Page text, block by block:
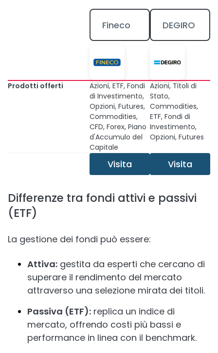
Fineco DEGIRO
Prodotti offerti
Azioni, ETF, Fondi
di Investimento,
Opzioni, Futures,
Commodities,
CFD, Forex, Piano
d'Accumulo del
Capitale
Azioni, Titoli di
Stato,
Commodities,
ETF, Fondi di
Investimento,
Opzioni, Futures
Visita Visita
Differenze tra fondi attivi e passivi
(ETF)
La gestione dei fondi può essere:
Attiva: gestita da esperti che cercano di
superare il rendimento del mercato
attraverso una selezione mirata dei titoli.
Passiva (ETF): replica un indice di
mercato, offrendo costi più bassi e
performance in linea con il benchmark.